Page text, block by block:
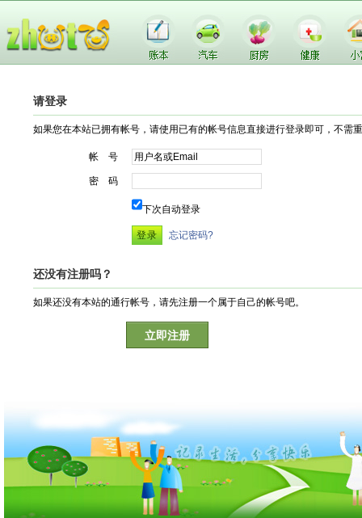
请登录
如果您在本站已拥有帐号，请使用已有的帐号信息直接进行登录即可，不需
帐 号
密 码
下次自动登录
忘记密码?
还没有注册吗？
如果还没有本站的通行帐号，请先注册一个属于自己的帐号吧。
立即注册